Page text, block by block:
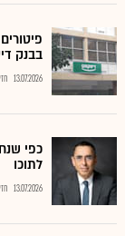
בבנק
13.07.2026
כפי
לתוכו
13.07.2026